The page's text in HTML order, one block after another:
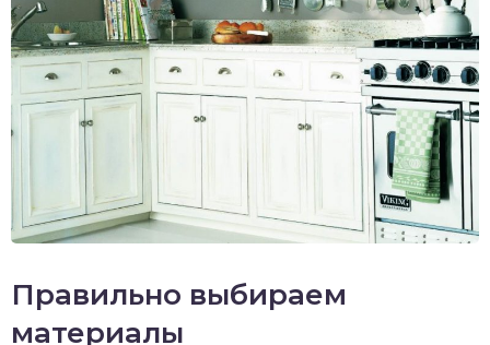
Правильно выбираем
материалы